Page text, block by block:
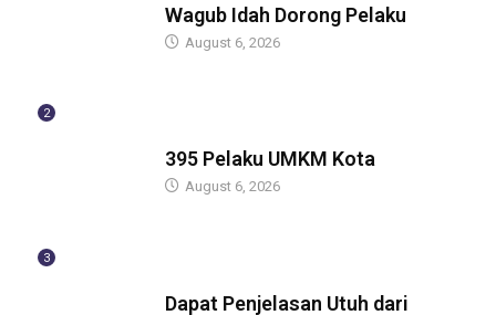
Wagub Idah Dorong Pelaku
August 6, 2026
2
395 Pelaku UMKM Kota
August 6, 2026
3
Dapat Penjelasan Utuh dari